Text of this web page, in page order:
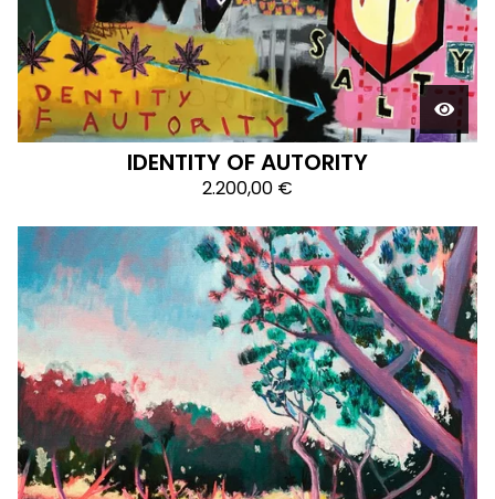
IDENTITY OF AUTORITY
2.200,00 €